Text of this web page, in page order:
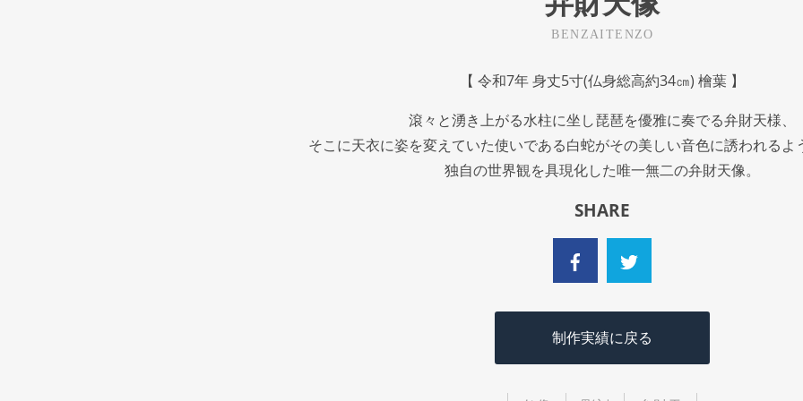
BENZAITENZO
【 令和7年 身丈5寸(仏身総高約34㎝) 檜葉 】
滾々と湧き上がる水柱に坐し琵琶を優雅に奏でる弁財天様、
そこに天衣に姿を変えていた使いである白蛇がその美しい音色に誘われるよ
独自の世界観を具現化した唯一無二の弁財天像。
SHARE
制作実績に戻る